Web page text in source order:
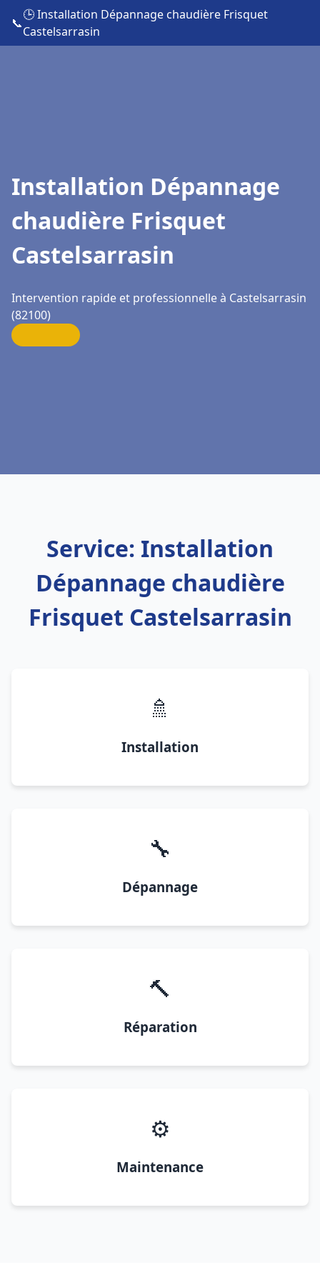
📞
🕒 Installation Dépannage chaudière Frisquet
Castelsarrasin
Installation Dépannage
chaudière Frisquet
Castelsarrasin
Intervention rapide et professionnelle à Castelsarrasin
(82100)
Service: Installation
Dépannage chaudière
Frisquet Castelsarrasin
🚿
Installation
🔧
Dépannage
🔨
Réparation
⚙️
Maintenance